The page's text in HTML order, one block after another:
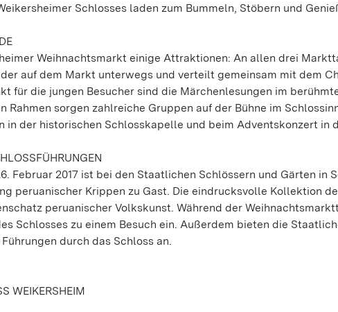
Schlosses laden zum Bummeln, Stöbern und
Weihnachtsmarkt einige Attraktionen: An allen drei
auf dem Markt unterwegs und verteilt gemeinsam mit dem
für die jungen Besucher sind die Märchenlesungen im
Rahmen sorgen zahlreiche Gruppen auf der Bühne im
in der historischen Schlosskapelle und beim Adventskonzert in
Februar 2017 ist bei den Staatlichen Schlössern und Gärten in
peruanischer Krippen zu Gast. Die eindrucksvolle Kollektion
peruanischer Volkskunst. Während der
Schlosses zu einem Besuch ein. Außerdem bieten die
durch das Schloss an.
WEIKERSHEIM